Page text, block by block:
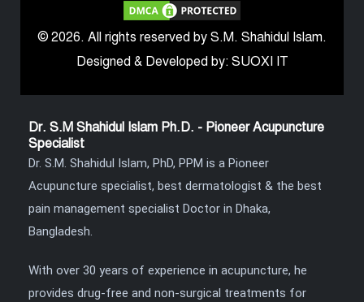
© 2026. All rights reserved by S.M. Shahidul Islam.
Designed & Developed by: SUOXI IT
Dr. S.M Shahidul Islam Ph.D. - Pioneer Acupuncture
Specialist
Dr. S.M. Shahidul Islam, PhD, PPM is a Pioneer
Acupuncture specialist, best dermatologist & the best
pain management specialist Doctor in Dhaka,
Bangladesh.
With over 30 years of experience in acupuncture, he
provides drug-free and non-surgical treatments for